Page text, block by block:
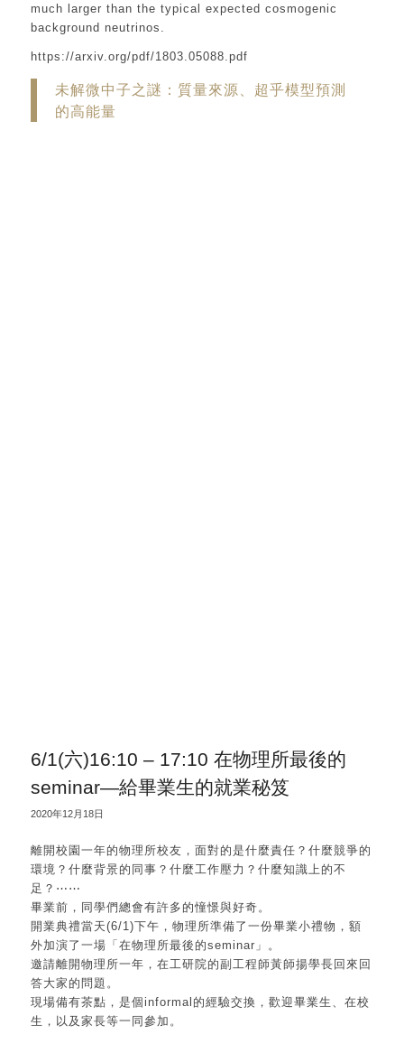
much larger than the typical expected cosmogenic
background neutrinos.
https://arxiv.org/pdf/1803.05088.pdf
未解微中子之謎：質量來源、超乎模型預測
的高能量
6/1(六)16:10 – 17:10 在物理所最後的
seminar—給畢業生的就業秘笈
2020年12月18日
離開校園一年的物理所校友，面對的是什麼責任？什麼競爭的
環境？什麼背景的同事？什麼工作壓力？什麼知識上的不
足？⋯⋯
畢業前，同學們總會有許多的憧憬與好奇。
開業典禮當天(6/1)下午，物理所準備了一份畢業小禮物，額
外加演了一場「在物理所最後的seminar」。
邀請離開物理所一年，在工研院的副工程師黃師揚學長回來回
答大家的問題。
現場備有茶點，是個informal的經驗交換，歡迎畢業生、在校
生，以及家長等一同參加。